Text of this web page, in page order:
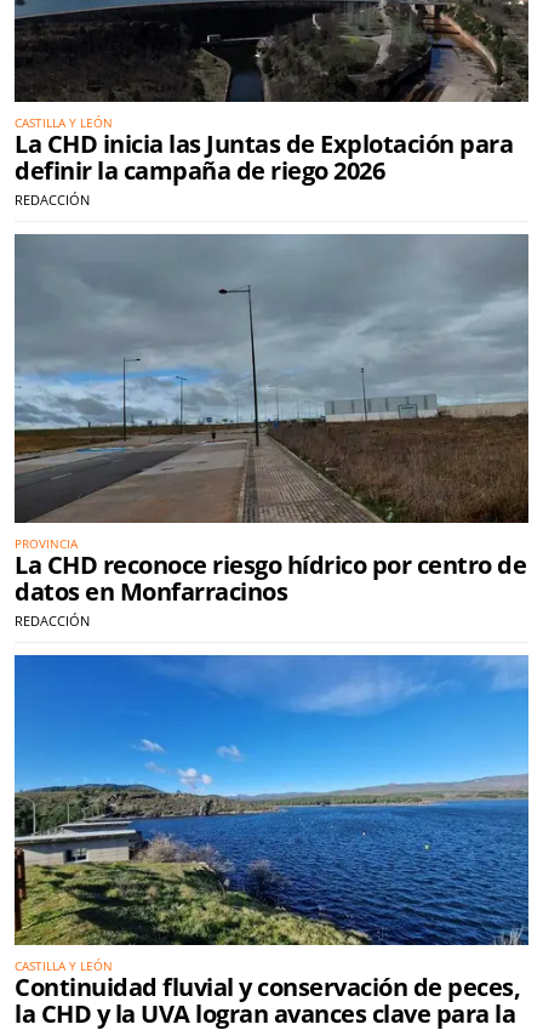
CASTILLA Y LEÓN
La CHD inicia las Juntas de Explotación para
definir la campaña de riego 2026
REDACCIÓN
PROVINCIA
La CHD reconoce riesgo hídrico por centro de
datos en Monfarracinos
REDACCIÓN
CASTILLA Y LEÓN
Continuidad fluvial y conservación de peces,
la CHD y la UVA logran avances clave para la